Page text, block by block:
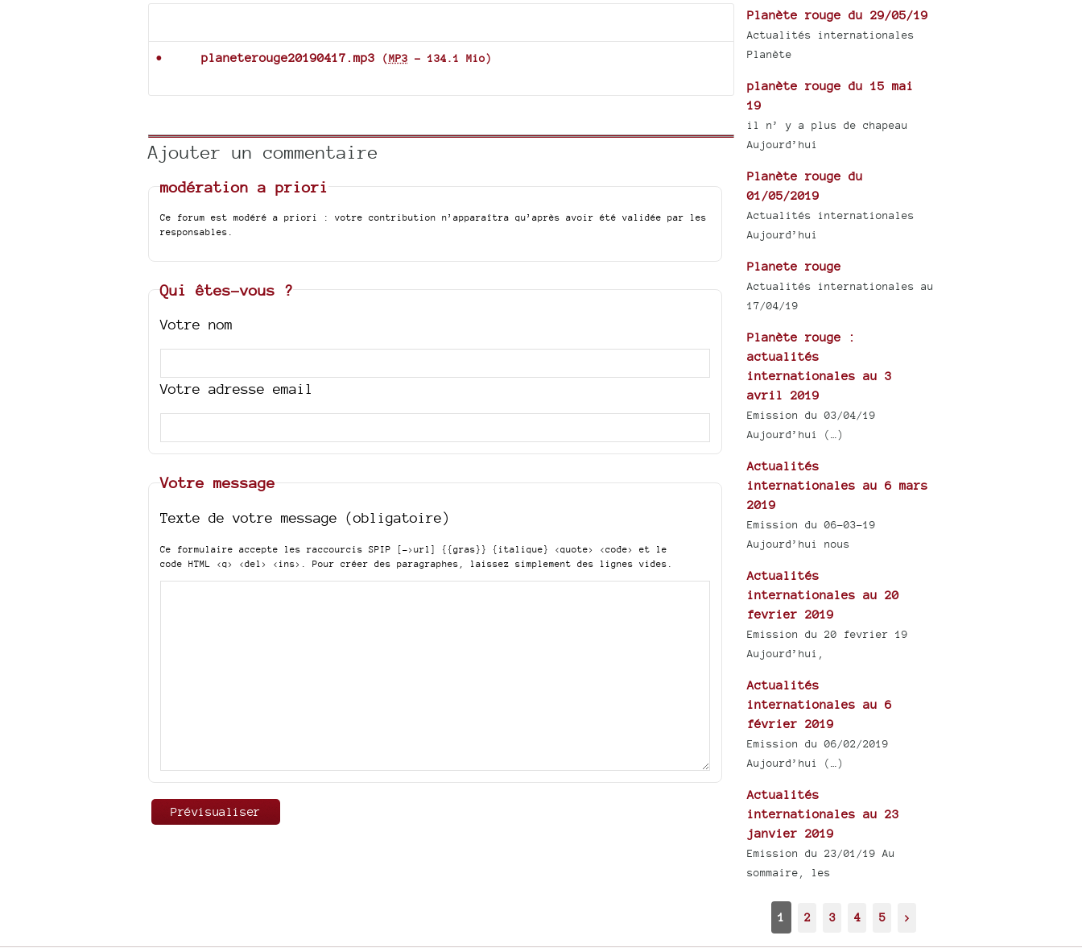
decrease
planeterouge20190417.mp3 (MP3 - 134.1 Mio)
Ajouter un commentaire
modération a priori
Ce forum est modéré a priori : votre contribution n’apparaîtra qu’après avoir été validée par les
responsables.
Qui êtes-vous ?
Votre nom
Votre adresse email
Votre message
Texte de votre message (obligatoire)
Ce formulaire accepte les raccourcis SPIP [->url] {{gras}} {italique} <quote> <code>
et le
code HTML <q> <del> <ins> . Pour créer des paragraphes, laissez simplement des lignes vides.
Planète rouge du 29/05/19
Actualités internationales
Planète
planète rouge du 15 mai
19
il n’ y a plus de chapeau
Aujourd’hui
Planète rouge du
01/05/2019
Actualités internationales
Aujourd’hui
Planete rouge
Actualités internationales au
17/04/19
Planète rouge :
actualités
internationales au 3
avril 2019
Emission du 03/04/19
Aujourd’hui (…)
Actualités
internationales au 6 mars
2019
Emission du 06-03-19
Aujourd’hui nous
Actualités
internationales au 20
fevrier 2019
Emission du 20 fevrier 19
Aujourd’hui,
Actualités
internationales au 6
février 2019
Emission du 06/02/2019
Aujourd’hui (…)
Actualités
internationales au 23
janvier 2019
Emission du 23/01/19 Au
sommaire, les
1 2 3 4 5 >